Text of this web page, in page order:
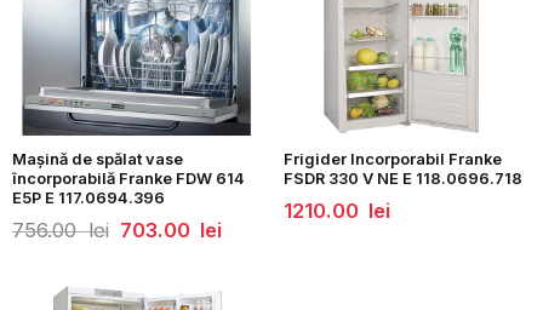
Mașină de spălat vase
încorporabilă Franke FDW 614
E5P E 117.0694.396
756.00lei Prețul
inițial
lei.
703.00 leiPrețul
curent
Frigider Incorporabil Franke
FSDR 330 V NE E 118.0696.718
1210.00 lei